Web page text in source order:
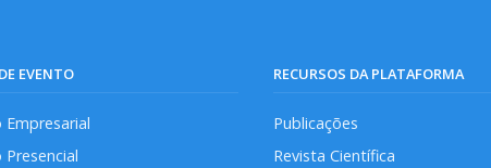
EVENTO
Empresarial
Presencial
RECURSOS DA PLATAFORMA
Publicações
Revista Científica